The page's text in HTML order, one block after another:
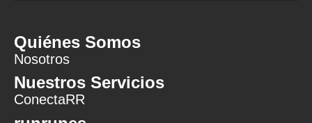
Quiénes Somos
Nosotros
Nuestros Servicios
ConectaRR